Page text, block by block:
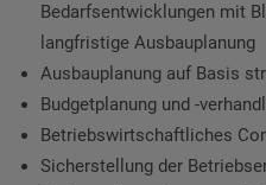
Bedarfsentwicklungen mit
langfristige Ausbauplanung
Ausbauplanung auf Basis
Budgetplanung und -
Betriebswirtschaftliches
Sicherstellung der